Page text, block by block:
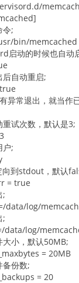
.d/
]
令;
/bin/memcached
启动的时候也自动
自动重启;
true
异常退出，就当作
试次数，默认是3;
3
户;
到stdout，默认
= true
;
/data/log/
;
/data/log/
小，默认50MB;
= 20MB
备份数;
= 20